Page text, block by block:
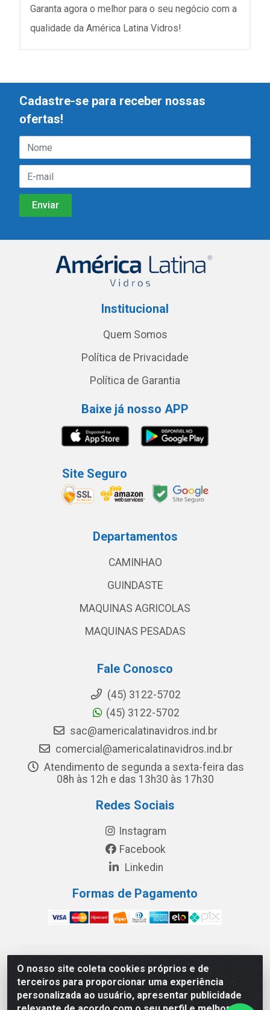
Garanta agora o melhor para o seu negócio com a
qualidade da América Latina Vidros!
O nosso site coleta cookies próprios e de
terceiros para proporcionar uma experiência
personalizada ao usuário, apresentar publicidade
Cadastre-se para receber nossas
ofertas!
Institucional
Quem Somos
Política de Privacidade
Política de Garantia
Baixe já nosso APP
Site Seguro
Departamentos
CAMINHAO
GUINDASTE
MAQUINAS AGRICOLAS
MAQUINAS PESADAS
Fale Conosco
(45) 3122-5702
(45) 3122-5702
sac@americalatinavidros.ind.br
comercial@americalatinavidros.ind.br
Atendimento de segunda a sexta-feira das
08h às 12h e das 13h30 às 17h30
Redes Sociais
Instagram
Facebook
Linkedin
Formas de Pagamento
América Latina Indústria e Comércio de Vidros LTDA -
CNPJ 19.813.045/0001-03 - Rua Carlos Drummond de
Andrade, 151 Núcleo Industrial III – Cascavel/PR - CEP
85.811-530